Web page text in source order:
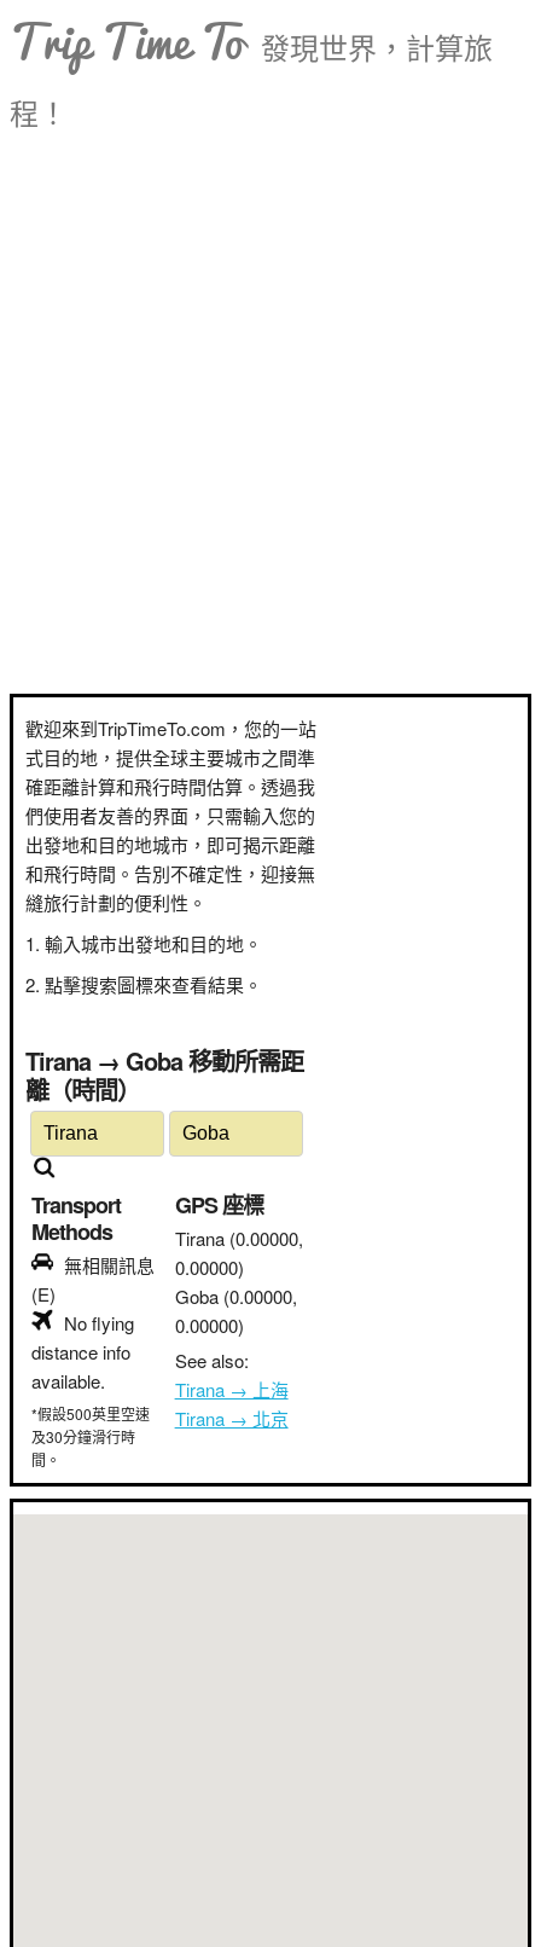
Trip Time To 發現世界，計算旅
程！
歡迎來到TripTimeTo.com，您的一站
式目的地，提供全球主要城市之間準
確距離計算和飛行時間估算。透過我
們使用者友善的界面，只需輸入您的
出發地和目的地城市，即可揭示距離
和飛行時間。告別不確定性，迎接無
縫旅行計劃的便利性。
輸入城市出發地和目的地。
點擊搜索圖標來查看結果。
Tirana → Goba 移動所需距
離（時間）
Transport
Methods
無相關訊息
(E)
No flying
distance info
available.
*假設500英里空速
及30分鐘滑行時
間。
GPS 座標
Tirana (0.00000,
0.00000)
Goba (0.00000,
0.00000)
See also:
Tirana → 上海
Tirana → 北京